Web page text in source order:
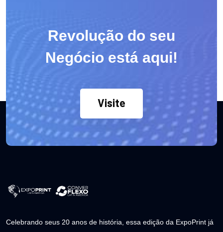
Revolução do seu
Negócio está aqui!
Visite
Celebrando seus 20 anos de história, essa edição da ExpoPrint já